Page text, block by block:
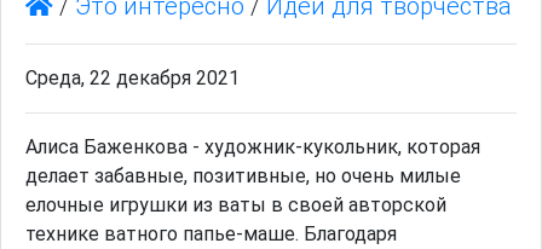
/ Это интересно / Идеи для творчества
Среда, 22 декабря 2021
Алиса Баженкова - художник-кукольник, которая
делает забавные, позитивные, но очень милые
елочные игрушки из ваты в своей авторской
технике ватного папье-маше. Благодаря